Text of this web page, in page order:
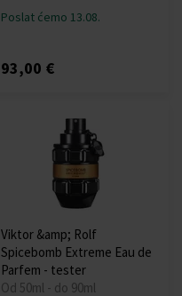
Poslat ćemo 13.08.
93,00 €
Viktor &amp; Rolf
Spicebomb Extreme Eau de
Parfem - tester
Od 50ml - do 90ml